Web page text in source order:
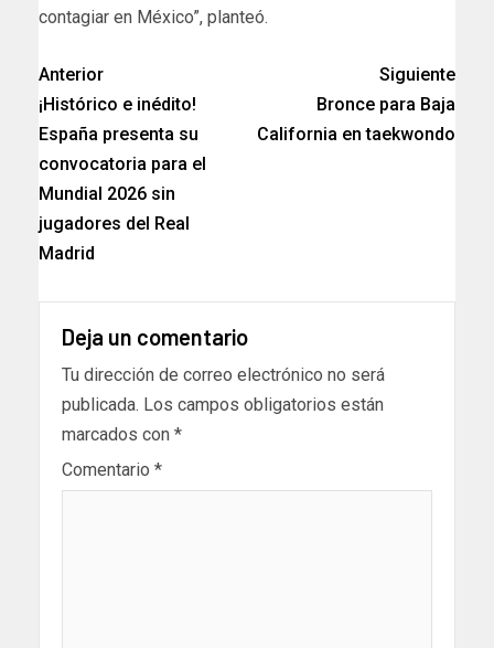
contagiar en México”, planteó.
Anterior
¡Histórico e inédito!
España presenta su
convocatoria para el
Mundial 2026 sin
jugadores del Real
Madrid
Siguiente
Bronce para Baja
California en taekwondo
Deja un comentario
Tu dirección de correo electrónico no será
publicada. Los campos obligatorios están
marcados con *
Comentario *